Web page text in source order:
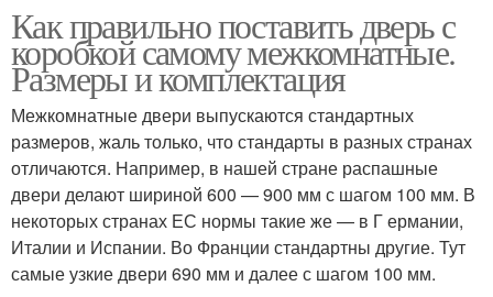
Как правильно поставить дверь с
коробкой самому межкомнатные.
Размеры и комплектация
Межкомнатные двери выпускаются стандартных
размеров, жаль только, что стандарты в разных странах
отличаются. Например, в нашей стране распашные
двери делают шириной 600 — 900 мм с шагом 100 мм. В
некоторых странах ЕС нормы такие же — в Г ермании,
Италии и Испании. Во Франции стандартны другие. Тут
самые узкие двери 690 мм и далее с шагом 100 мм.